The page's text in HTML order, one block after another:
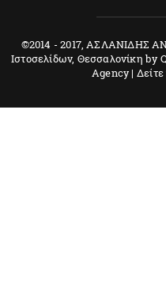
©2014 - 2017, ΑΣΛΑΝΙΔΗΣ
Ιστοσελίδων, Θεσσαλονίκη
Agency |